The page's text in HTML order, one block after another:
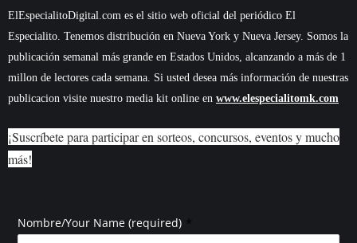
ElEspecialitoDigital.com es el sitio web oficial del periódico El
Especialito. Tenemos distribución en Nueva York y Nueva Jersey. Somos la
publicación semanal más grande en Estados Unidos, alcanzando a más de 1
millon de lectores cada semana. Si usted desea más información de nuestras
publicacion visite nuestro media kit online en www.elespecialitomk.com
¡Suscríbete para participar en sorteos, concursos, eventos y mucho
más!
Nombre/Your Name (required) *